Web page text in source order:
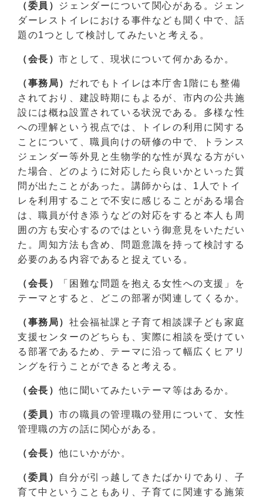
（委員） ジェンダーについて関心がある。ジェン
ダーレストイレにおける事件なども聞く中で、話
題の1つとして検討してみたいと考える。
（会長）市として、現状について何かあるか。
（事務局） だれでもトイレは本庁舎1階にも整備
されており、建設時期にもよるが、市内の公共施
設には概ね設置されている状況である。多様な性
への理解という視点では、トイレの利用に関する
ことについて、職員向けの研修の中で、トランス
ジェンダー等外見と生物学的な性が異なる方がい
た場合、どのように対応したら良いかといった質
問が出たことがあった。講師からは、1人でトイ
レを利用することで不安に感じることがある場合
は、職員が付き添うなどの対応をすると本人も周
囲の方も安心するのではという御意見をいただい
た。周知方法も含め、問題意識を持って検討する
必要のある内容であると捉えている。
（会長）
「困難な問題を抱える女性への支援」を
テーマとすると、どこの部署が関連してくるか。
（事務局） 社会福祉課と子育て相談課子ども家庭
支援センターのどちらも、実際に相談を受けてい
る部署であるため、テーマに沿って幅広くヒアリ
ングを行うことができると考える。
（会長）他に聞いてみたいテーマ等はあるか。
（委員）市の職員の管理職の登用について、女性
管理職の方の話に関心がある。
（会長）他にいかがか。
（委員） 自分が引っ越してきたばかりであり、子
育て中ということもあり、子育てに関連する施策